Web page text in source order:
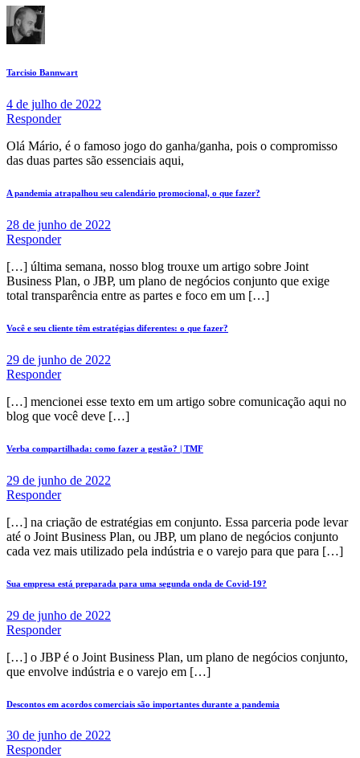
Tarcisio Bannwart
4 de julho de 2022
Responder
Olá Mário, é o famoso jogo do ganha/ganha, pois o compromisso
das duas partes são essenciais aqui,
A pandemia atrapalhou seu calendário promocional, o que fazer?
28 de junho de 2022
Responder
[…] última semana, nosso blog trouxe um artigo sobre Joint
Business Plan, o JBP, um plano de negócios conjunto que exige
total transparência entre as partes e foco em um […]
Você e seu cliente têm estratégias diferentes: o que fazer?
29 de junho de 2022
Responder
[…] mencionei esse texto em um artigo sobre comunicação aqui no
blog que você deve […]
Verba compartilhada: como fazer a gestão? | TMF
29 de junho de 2022
Responder
[…] na criação de estratégias em conjunto. Essa parceria pode levar
até o Joint Business Plan, ou JBP, um plano de negócios conjunto
cada vez mais utilizado pela indústria e o varejo para que para […]
Sua empresa está preparada para uma segunda onda de Covid-19?
29 de junho de 2022
Responder
[…] o JBP é o Joint Business Plan, um plano de negócios conjunto,
que envolve indústria e o varejo em […]
Descontos em acordos comerciais são importantes durante a pandemia
30 de junho de 2022
Responder